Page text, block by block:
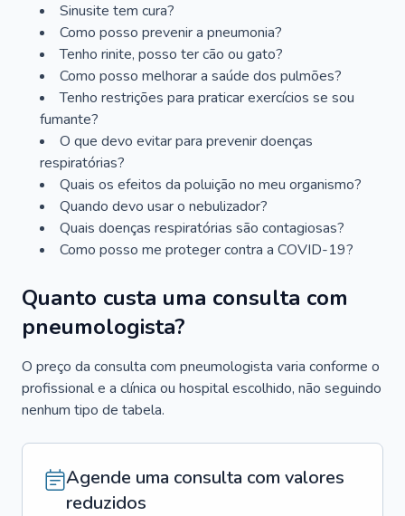
Sinusite tem cura?
Como posso prevenir a pneumonia?
Tenho rinite, posso ter cão ou gato?
Como posso melhorar a saúde dos pulmões?
Tenho restrições para praticar exercícios se sou
fumante?
O que devo evitar para prevenir doenças
respiratórias?
Quais os efeitos da poluição no meu organismo?
Quando devo usar o nebulizador?
Quais doenças respiratórias são contagiosas?
Como posso me proteger contra a COVID-19?
Quanto custa uma consulta com
pneumologista?
O preço da consulta com pneumologista varia conforme o
profissional e a clínica ou hospital escolhido, não seguindo
nenhum tipo de tabela.
Agende uma consulta com valores
reduzidos